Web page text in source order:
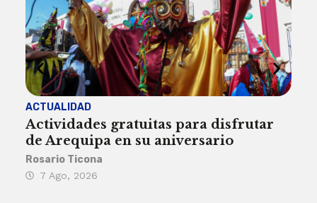
ACTUALIDAD
Actividades gratuitas para disfrutar
de Arequipa en su aniversario
Rosario Ticona
7 Ago, 2026